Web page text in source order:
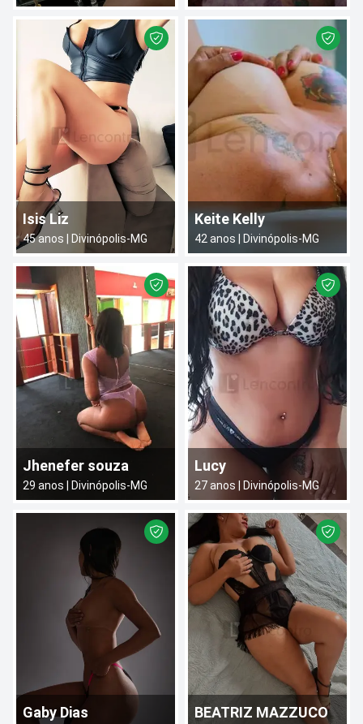
Isis Liz
45anos | Divinópolis-MG
Keite Kelly
42 anos | Divinópolis-MG
Jhenefer souza
29 anos | Divinópolis-MG
Lucy
27anos | Divinópolis-MG
Gaby Dias BEATRIZ MAZZUCO